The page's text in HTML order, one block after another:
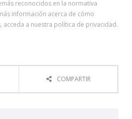
reconocidos en la normativa
información acerca de cómo
acceda a nuestra política de privacidad.
COMPARTIR